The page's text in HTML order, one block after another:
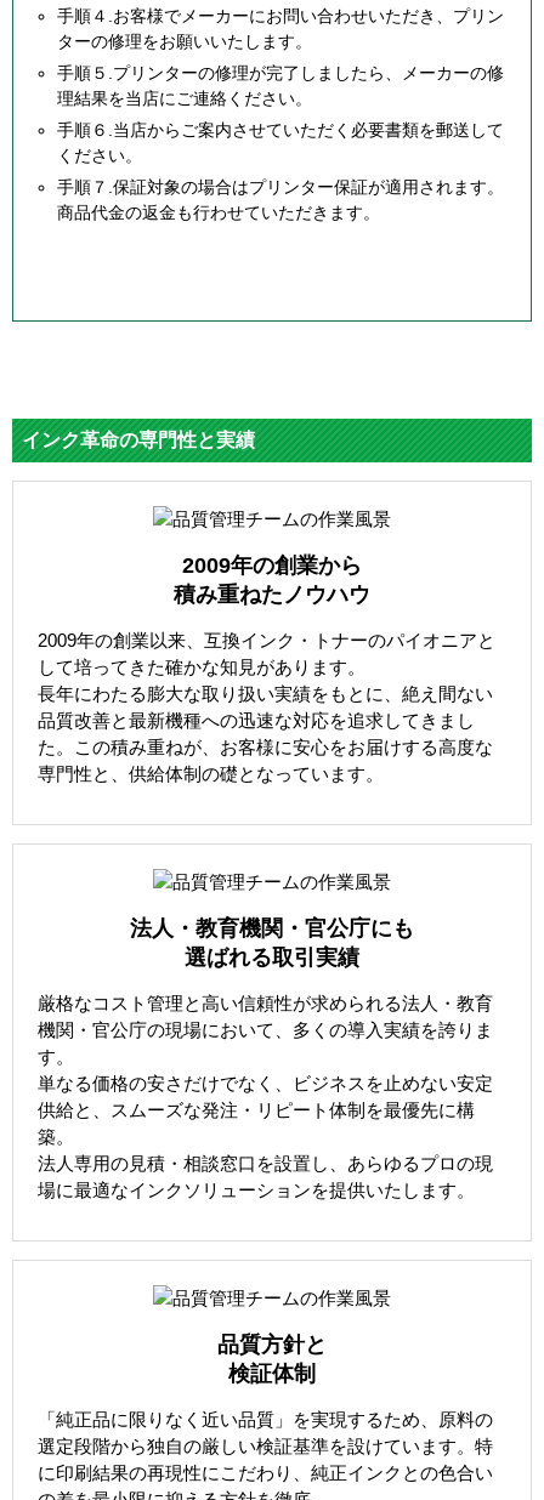
手順４.お客様でメーカーにお問い合わせいただき、プリン
ターの修理をお願いいたします。
手順５.プリンターの修理が完了しましたら、メーカーの修
理結果を当店にご連絡ください。
手順６.当店からご案内させていただく必要書類を郵送して
ください。
手順７.保証対象の場合はプリンター保証が適用されます。
商品代金の返金も行わせていただきます。
インク革命の専門性と実績
2009年の創業から
積み重ねたノウハウ
2009年の創業以来、互換インク・トナーのパイオニアと
して培ってきた確かな知見があります。
長年にわたる膨大な取り扱い実績をもとに、絶え間ない
品質改善と最新機種への迅速な対応を追求してきまし
た。この積み重ねが、お客様に安心をお届けする高度な
専門性と、供給体制の礎となっています。
法人・教育機関・官公庁にも
選ばれる取引実績
厳格なコスト管理と高い信頼性が求められる法人・教育
機関・官公庁の現場において、多くの導入実績を誇りま
す。
単なる価格の安さだけでなく、ビジネスを止めない安定
供給と、スムーズな発注・リピート体制を最優先に構
築。
法人専用の見積・相談窓口を設置し、あらゆるプロの現
場に最適なインクソリューションを提供いたします。
品質方針と
検証体制
「純正品に限りなく近い品質」を実現するため、原料の
選定段階から独自の厳しい検証基準を設けています。特
に印刷結果の再現性にこだわり、純正インクとの色合い